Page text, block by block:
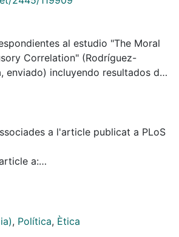
al estudio "The Moral
Correlation" (Rodríguez-
enviado) incluyendo resultados de
política y moral así como
a l'article publicat a PLoS
a:
2445/119909
, Política, Ètica